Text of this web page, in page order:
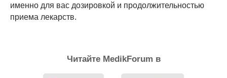
именно для вас дозировкой и продолжительностью
приема лекарств.
Читайте MedikForum в